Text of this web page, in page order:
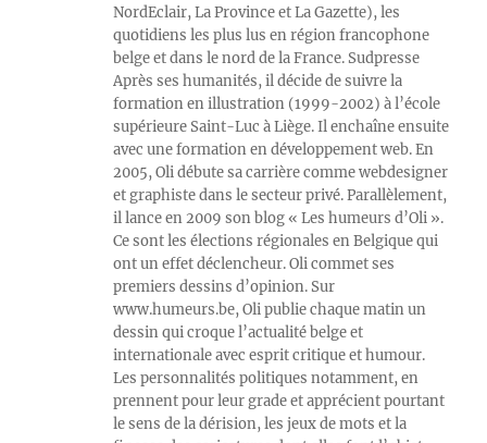
NordEclair, La Province et La Gazette), les
quotidiens les plus lus en région francophone
belge et dans le nord de la France. Sudpresse
Après ses humanités, il décide de suivre la
formation en illustration (1999-2002) à l’école
supérieure Saint-Luc à Liège. Il enchaîne ensuite
avec une formation en développement web. En
2005, Oli débute sa carrière comme webdesigner
et graphiste dans le secteur privé. Parallèlement,
il lance en 2009 son blog « Les humeurs d’Oli ».
Ce sont les élections régionales en Belgique qui
ont un effet déclencheur. Oli commet ses
premiers dessins d’opinion. Sur
www.humeurs.be, Oli publie chaque matin un
dessin qui croque l’actualité belge et
internationale avec esprit critique et humour.
Les personnalités politiques notamment, en
prennent pour leur grade et apprécient pourtant
le sens de la dérision, les jeux de mots et la